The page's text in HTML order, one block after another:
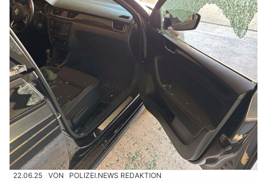
22.06.25 VON POLIZEI.NEWS REDAKTION